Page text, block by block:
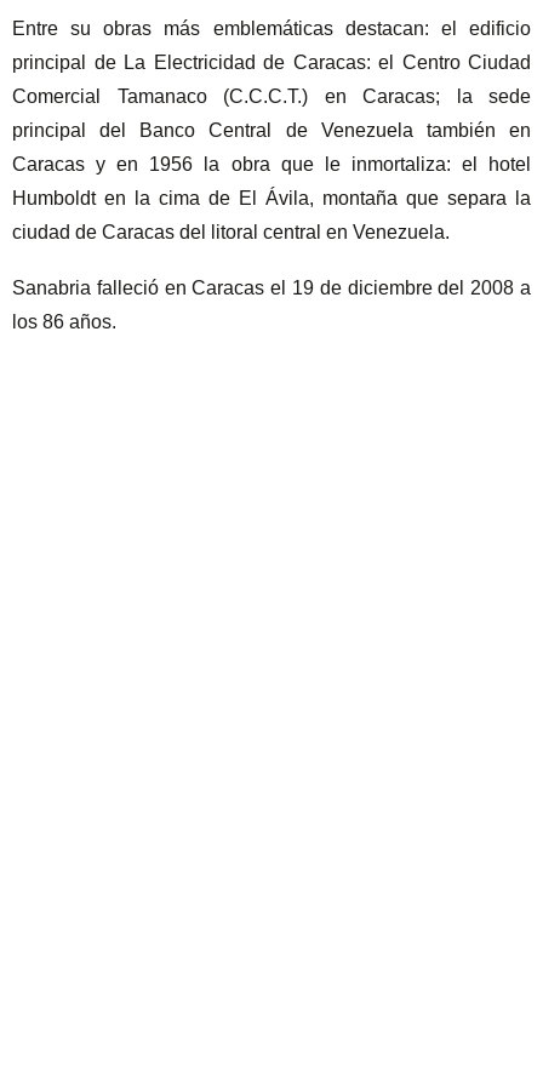
Entre su obras más emblemáticas destacan: el edificio
principal de La Electricidad de Caracas: el Centro Ciudad
Comercial Tamanaco (C.C.C.T.) en Caracas; la sede
principal del Banco Central de Venezuela también en
Caracas y en 1956 la obra que le inmortaliza: el hotel
Humboldt en la cima de El Ávila, montaña que separa la
ciudad de Caracas del litoral central en Venezuela.
Sanabria falleció en Caracas el 19 de diciembre del 2008 a
los 86 años.